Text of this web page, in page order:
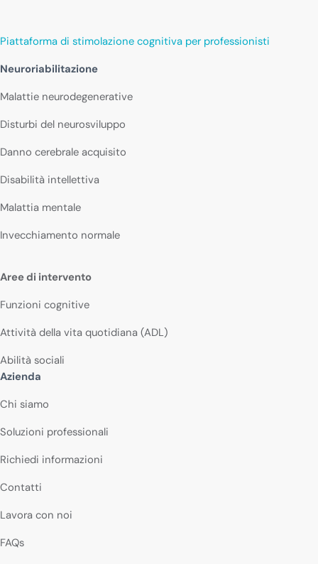
Piattaforma di stimolazione cognitiva per professionisti
Neuroriabilitazione
Malattie neurodegenerative
Disturbi del neurosviluppo
Danno cerebrale acquisito
Disabilità intellettiva
Malattia mentale
Invecchiamento normale
Aree di intervento
Funzioni cognitive
Attività della vita quotidiana (ADL)
Abilità sociali
Azienda
Chi siamo
Soluzioni professionali
Richiedi informazioni
Contatti
Lavora con noi
FAQs